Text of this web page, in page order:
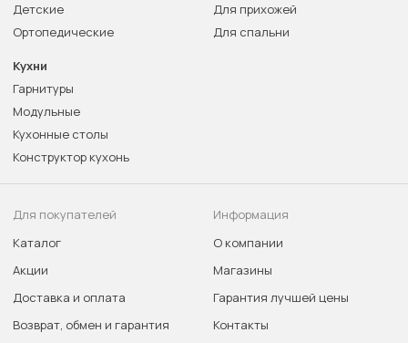
Детские
Ортопедические
Для прихожей
Для спальни
Кухни
Гарнитуры
Модульные
Кухонные столы
Конструктор кухонь
Для покупателей
Каталог
Акции
Доставка и оплата
Возврат, обмен и гарантия
Информация
О компании
Магазины
Гарантия лучшей цены
Контакты